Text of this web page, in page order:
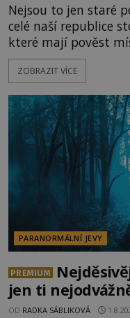
Nejsou to jen staré
celé naší republice
které mají pověst
ozývají
jevy. Zatímco historici většinou hledají racionální
lokality vykazují
celé generace. A
ZOBRAZIT VÍCE
PARANORMÁLNÍ JEVY
PREMIUM
jen ti
OD RADKA SÁBLIKOVÁ